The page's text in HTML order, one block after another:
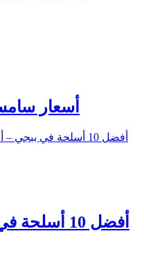
أسعار
أفضل 10 أسلحة في ببجي – أحسن الأسلحة في ببجي موبايل 2023
أفضل 10